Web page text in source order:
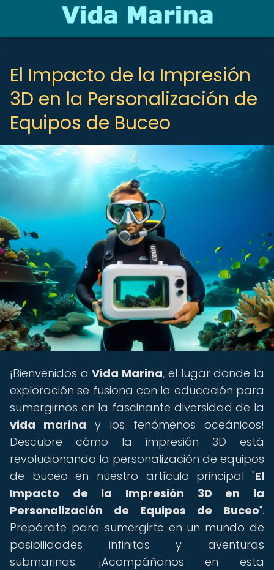
El Impacto de la Impresión
3D en la Personalización de
Equipos de Buceo
¡Bienvenidos aVida Marina, el lugar donde la
exploración se fusiona con la educación para
sumergirnos en la fascinante diversidad de la
vida marina y los fenómenos oceánicos!
Descubre cómo la impresión 3D está
revolucionando la personalización de equipos
de buceo en nuestro artículo principal "El
Impacto de la Impresión 3D en la
Personalización de Equipos de Buceo".
Prepárate para sumergirte en un mundo de
posibilidades infinitas y aventuras
submarinas. ¡Acompáñanos en esta